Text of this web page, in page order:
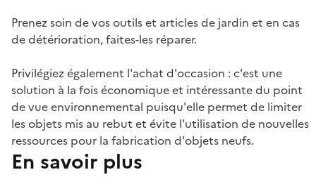
Prenez soin de vos outils et articles de jardin et en cas
de détérioration, faites-les réparer.
Privilégiez également l'achat d'occasion : c'est une
solution à la fois économique et intéressante du point
de vue environnemental puisqu'elle permet de limiter
les objets mis au rebut et évite l'utilisation de nouvelles
ressources pour la fabrication d'objets neufs.
En savoir plus